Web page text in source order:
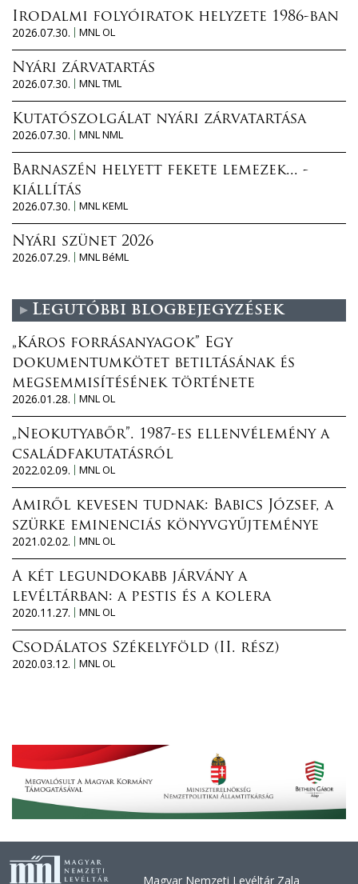
Irodalmi folyóiratok helyzete 1986-ban
2026.07.30.
MNL OL
Nyári zárvatartás
2026.07.30.
MNL TML
Kutatószolgálat nyári zárvatartása
2026.07.30.
MNL NML
Barnaszén helyett fekete lemezek... -
kiállítás
2026.07.30.
MNL KEML
Nyári szünet 2026
2026.07.29.
MNL BéML
Legutóbbi blogbejegyzések
„Káros forrásanyagok” Egy
dokumentumkötet betiltásának és
megsemmisítésének története
2026.01.28.
MNL OL
„Neokutyabőr”. 1987-es ellenvélemény a
családfakutatásról
2022.02.09.
MNL OL
Amiről kevesen tudnak: Babics József, a
szürke eminenciás könyvgyűjteménye
2021.02.02.
MNL OL
A két legundokabb járvány a
levéltárban: a pestis és a kolera
2020.11.27.
MNL OL
Csodálatos Székelyföld (II. rész)
2020.03.12.
MNL OL
Magyar Nemzeti Levéltár Zala